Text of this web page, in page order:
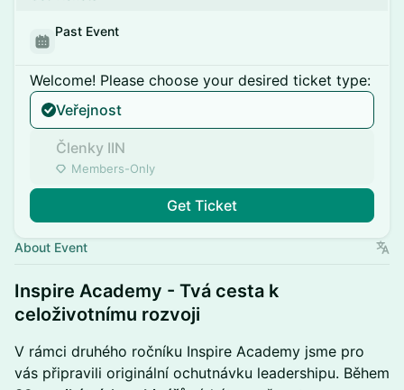
Past Event
Welcome! Please choose your desired ticket type:
Veřejnost
Členky IIN
Members-Only
Get Ticket
About Event
​Inspire Academy - Tvá cesta k
celoživotnímu rozvoji
​V rámci druhého ročníku Inspire Academy jsme pro
vás připravili originální ochutnávku leadershipu. Během